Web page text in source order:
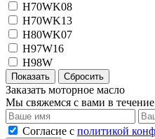
H70WK08
H70WK13
H80WK07
H97W16
H98W
Заказать моторное масло
Мы свяжемся с вами в
Cогласие с политикой